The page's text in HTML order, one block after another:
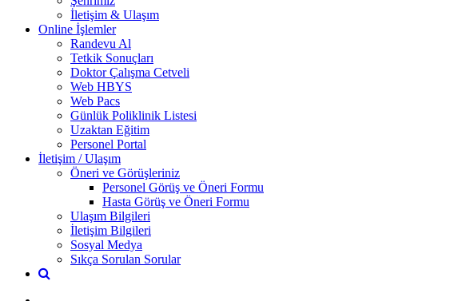
İletişim & Ulaşım
Online İşlemler
Randevu Al
Tetkik Sonuçları
Doktor Çalışma Cetveli
Web HBYS
Web Pacs
Günlük Poliklinik Listesi
Uzaktan Eğitim
Personel Portal
İletişim / Ulaşım
Öneri ve Görüşleriniz
Personel Görüş ve Öneri Formu
Hasta Görüş ve Öneri Formu
Ulaşım Bilgileri
İletişim Bilgileri
Sosyal Medya
Sıkça Sorulan Sorular